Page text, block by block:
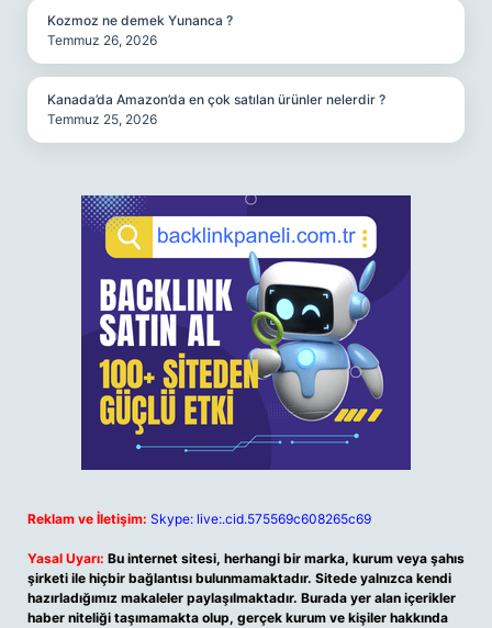
Kozmoz ne demek Yunanca ?
Temmuz 26, 2026
Kanada’da Amazon’da en çok satılan ürünler nelerdir ?
Temmuz 25, 2026
Reklam ve İletişim: Skype: live:.cid.575569c608265c69
Yasal Uyarı: Bu internet sitesi, herhangi bir marka, kurum veya şahıs
şirketi ile hiçbir bağlantısı bulunmamaktadır. Sitede yalnızca kendi
hazırladığımız makaleler paylaşılmaktadır. Burada yer alan içerikler
haber niteliği taşımamakta olup, gerçek kurum ve kişiler hakkında